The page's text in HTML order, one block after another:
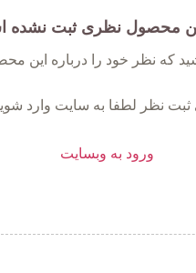
محصول نظری ثبت نشده
که نظر خود را درباره این
ثبت نظر لطفا به سایت وارد
ورود به وبسایت